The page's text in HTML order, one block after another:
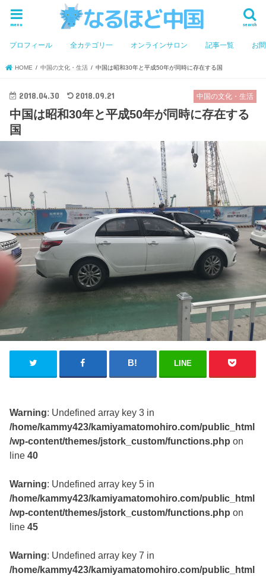
search
menu
プロフィール 全カテゴリ一 オンラインサロン 記事一覧 お
HOME 中国の文化・生活 中国は昭和30年と平成50年が同時に存在する国
中国の文化・生活
2018.04.30 2018.09.21
中国は昭和30年と平成50年が同時に存在する
国
LINE
Warning: Undefined array key 3 in
/home/kammy423/kamiyamatomohiro.com/public_html
/wp-content/themes/jstork_custom/functions.php on
line40
Warning: Undefined array key 5 in
/home/kammy423/kamiyamatomohiro.com/public_html
/wp-content/themes/jstork_custom/functions.php on
line45
Warning: Undefined array key 7 in
/home/kammy423/kamiyamatomohiro.com/public_html